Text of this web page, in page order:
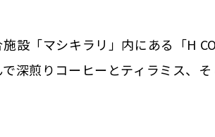
設「マシキラリ」内にある「H
深煎りコーヒーとティラミス、